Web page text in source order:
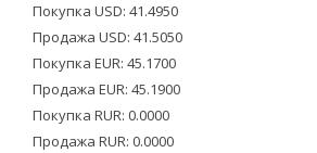
t
e
r
b
o
o
k
u
b
e
Покупка USD: 41.4950
Продажа USD: 41.5050
Покупка EUR: 45.1700
Продажа EUR: 45.1900
Покупка RUR: 0.0000
Продажа RUR: 0.0000